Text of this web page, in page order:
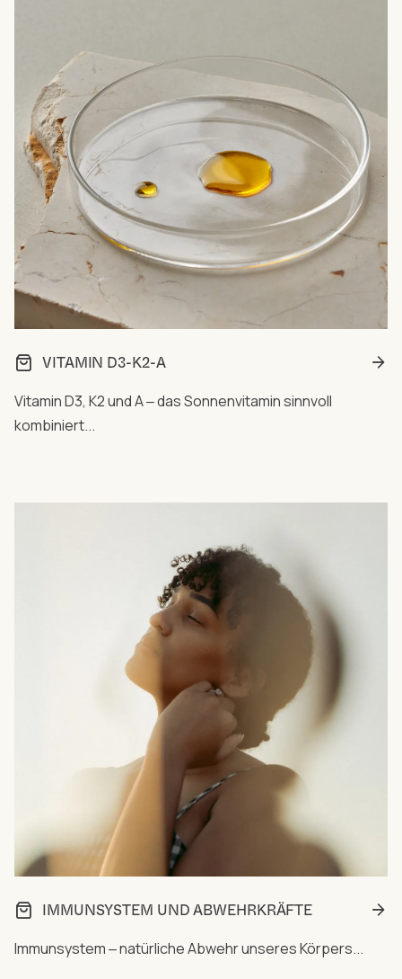
VITAMIN D3-K2-A
Vitamin D3, K2 und A ‒ das Sonnenvitamin sinnvoll
kombiniert...
IMMUNSYSTEM UND ABWEHRKRÄFTE
Immunsystem ‒ natürliche Abwehr unseres Körpers...